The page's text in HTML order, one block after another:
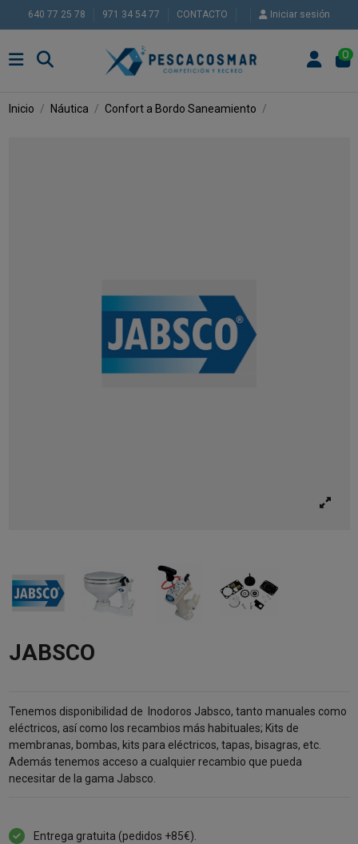
640 77 25 78 971 34 54 77 CONTACTO Iniciar sesión
0
Inicio Náutica Confort a Bordo Saneamiento
JABSCO
Tenemos disponibilidad de Inodoros Jabsco, tanto manuales como
eléctricos, así como los recambios más habituales; Kits de
membranas, bombas, kits para eléctricos, tapas, bisagras, etc.
Además tenemos acceso a cualquier recambio que pueda
necesitar de la gama Jabsco.
Entrega gratuita (pedidos +85€).